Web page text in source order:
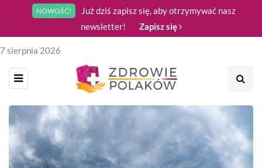
NOWOŚĆ!
Już dziś zapisz się, aby otrzymywać nasz
newsletter!
Zapisz się
7 sierpnia 2026